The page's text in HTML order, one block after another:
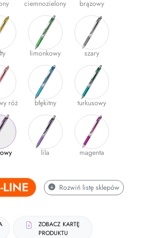
ciemnozielony brązowy
limonkowy szary
róż błękitny turkusowy
lila magenta
Rozwiń listę sklepów
ZOBACZ KARTĘ
PRODUKTU